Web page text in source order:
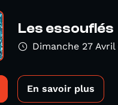
Les essouflés
Dimanche 27 Avril
En savoir plus